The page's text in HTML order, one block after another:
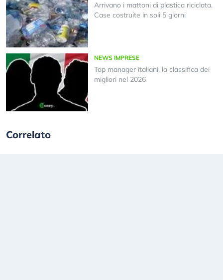
Arrivano i mattoni di plastica riciclata.
Case costruite in soli 5 giorni
NEWS IMPRESE
Top manager italiani, la classifica dei
migliori nel 2026
Correlato